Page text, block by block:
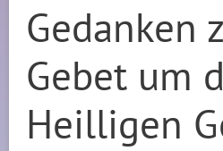
Gedanken
Gebet um
Heilligen